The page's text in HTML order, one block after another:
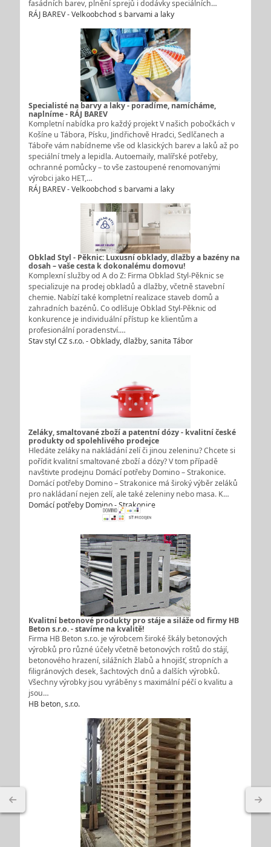
fasádních barev, plnění sprejů i dodávky speciálních…
RÁJ BAREV - Velkoobchod s barvami a laky
Specialisté na barvy a laky - poradíme, namícháme,
naplníme - RÁJ BAREV
Kompletní nabídka pro každý projekt V našich pobočkách v
Košíne u Tábora, Písku, Jindřichově Hradci, Sedlčanech a
Táboře vám nabídneme vše od klasických barev a laků až po
speciální tmely a lepidla. Autoemaily, malířské potřeby,
ochranné pomůcky – to vše zastoupené renomovanými
výrobci jako HET,…
RÁJ BAREV - Velkoobchod s barvami a laky
Obklad Styl - Pěknic: Luxusní obklady, dlažby a bazény na
dosah – vaše cesta k dokonalému domovu!
Komplexní služby od A do Z: Firma Obklad Styl-Pěknic se
specializuje na prodej obkladů a dlažby, včetně stavební
chemie. Nabízí také kompletní realizace staveb domů a
zahradních bazénů. Co odlišuje Obklad Styl-Pěknic od
konkurence je individuální přístup ke klientům a
profesionální poradenství.…
Stav styl CZ s.r.o. - Obklady, dlažby, sanita Tábor
Zeláky, smaltované zboží a patentní dózy - kvalitní české
produkty od spolehlivého prodejce
Hledáte zeláky na nakládání zelí či jinou zeleninu? Chcete si
pořídit kvalitní smaltované zboží a dózy? V tom případě
navštivte prodejnu Domácí potřeby Domino – Strakonice.
Domácí potřeby Domino – Strakonice má široký výběr zeláků
pro nakládaní nejen zelí, ale také zeleniny nebo masa. K…
Domácí potřeby Domino - Strakonice
Kvalitní betonové produkty pro stáje a siláže od firmy HB
Beton s.r.o. - stavíme na kvalitě!
Firma HB Beton s.r.o. je výrobcem široké škály betonových
výrobků pro různé účely včetně betonových roštů do stájí,
betonového hrazení, silážních žlabů a hnojišť, stropních a
filigránových desek, šachtových dnů a dalších výrobků.
Všechny výrobky jsou vyráběny s maximální péčí o kvalitu a
jsou…
HB beton, s.r.o.